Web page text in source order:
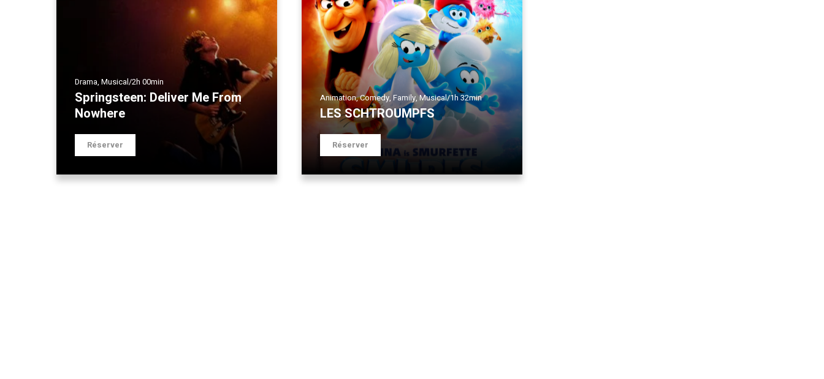
Drama, Musical/2h 00min
Springsteen: Deliver Me From
Nowhere
Réserver
Animation,Comedy, Family,Musical/1h 32min
LES SCHTROUMPFS
Réserver